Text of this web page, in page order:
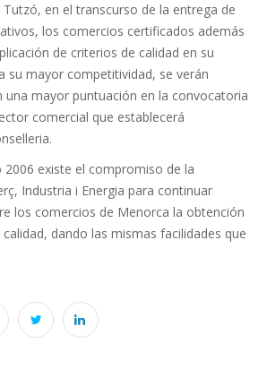
en el transcurso de la entrega de
los comercios certificados además
de criterios de calidad en su
su mayor competitividad, se verán
una mayor puntuación en la convocatoria
comercial que establecerá
existe el compromiso de la
Industria i Energia para continuar
los comercios de Menorca la obtención
dando las mismas facilidades que